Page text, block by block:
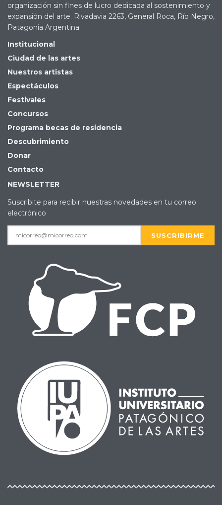
organización sin fines de lucro dedicada al sostenimiento y
expansión del arte. Rivadavia 2263, General Roca, Río Negro,
Patagonia Argentina.
Institucional
Ciudad de las artes
Nuestros artistas
Espectáculos
Festivales
Concursos
Programa becas de residencia
Descubrimiento
Donar
Contacto
NEWSLETTER
Suscribite para recibir nuestras novedades en tu correo
electrónico